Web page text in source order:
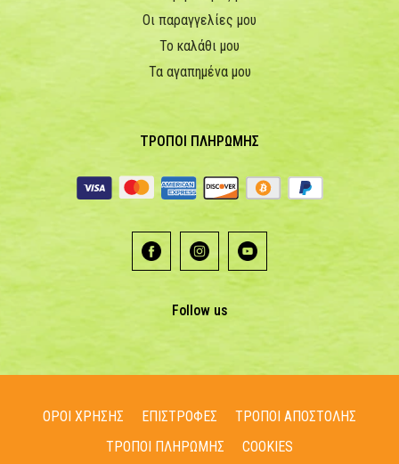
Οι παραγγελίες μου
Το καλάθι μου
Τα αγαπημένα μου
ΤΡΟΠΟΙ ΠΛΗΡΩΜΗΣ
Follow us
ΟΡΟΙ ΧΡΗΣΗΣ ΕΠΙΣΤΡΟΦΕΣ
ΤΡΟΠΟΙ ΑΠΟΣΤΟΛΗΣ
ΤΡΟΠΟΙ ΠΛΗΡΩΜΗΣ
COOKIES